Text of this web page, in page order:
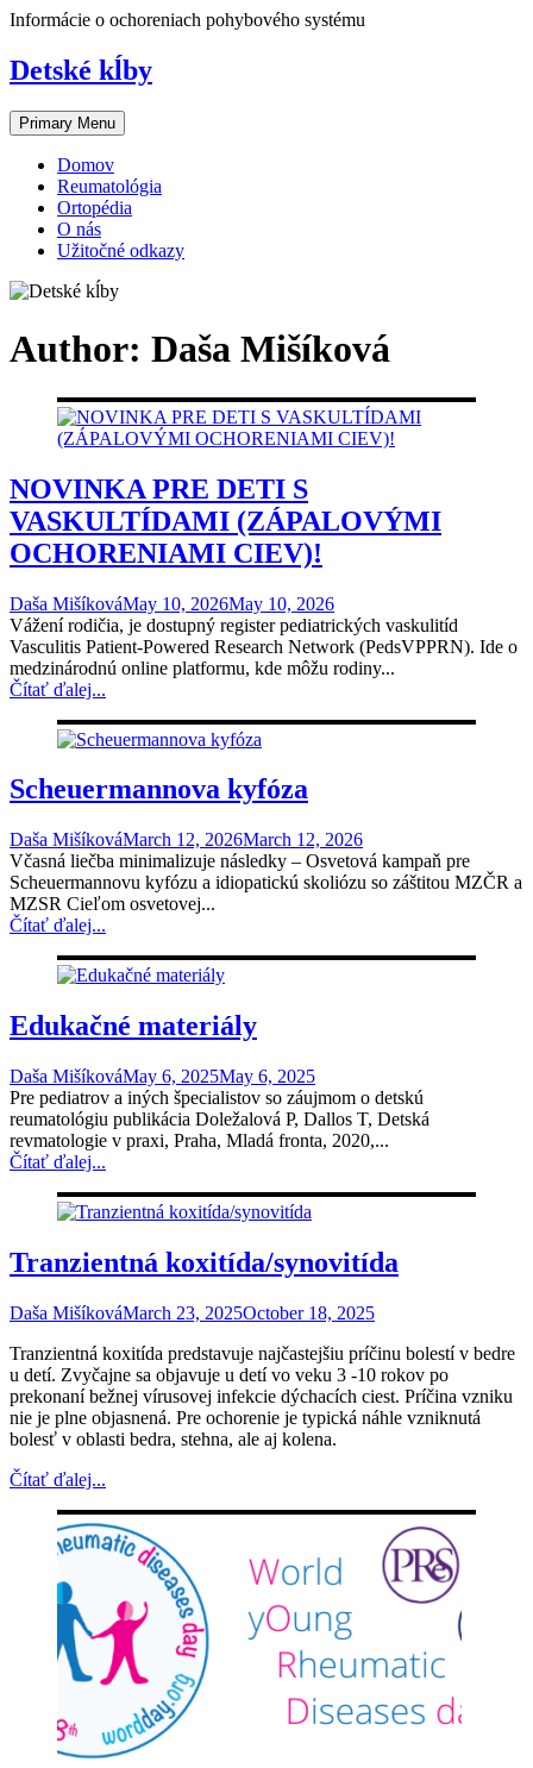
Skip
content
Informácie o ochoreniach pohybového systému
Detské kĺby
Primary Menu
Domov
Reumatológia
Ortopédia
O nás
Užitočné odkazy
Author: Daša Mišíková
NOVINKA PRE DETI S
VASKULTÍDAMI (ZÁPALOVÝMI
OCHORENIAMI CIEV)!
Daša MišíkováMay 10, 2026May 10, 2026
Vážení rodičia, je dostupný register pediatrických vaskulitíd
Vasculitis Patient-Powered Research Network (PedsVPPRN). Ide o
medzinárodnú online platformu, kde môžu rodiny...
Čítať ďalej...
Scheuermannova kyfóza
Daša MišíkováMarch 12, 2026March 12, 2026
Včasná liečba minimalizuje následky – Osvetová kampaň pre
Scheuermannovu kyfózu a idiopatickú skoliózu so záštitou MZČR a
MZSR Cieľom osvetovej...
Čítať ďalej...
Edukačné materiály
Daša MišíkováMay 6, 2025May 6, 2025
Pre pediatrov a iných špecialistov so záujmom o detskú
reumatológiu publikácia Doležalová P, Dallos T, Detská
revmatologie v praxi, Praha, Mladá fronta, 2020,...
Čítať ďalej...
Tranzientná koxitída/synovitída
Daša MišíkováMarch 23, 2025October 18, 2025
Tranzientná koxitída predstavuje najčastejšiu príčinu bolestí v bedre
u detí. Zvyčajne sa objavuje u detí vo veku 3 -10 rokov po
prekonaní bežnej vírusovej infekcie dýchacích ciest. Príčina vzniku
nie je plne objasnená. Pre ochorenie je typická náhle vzniknutá
bolesť v oblasti bedra, stehna, ale aj kolena.
Čítať ďalej...